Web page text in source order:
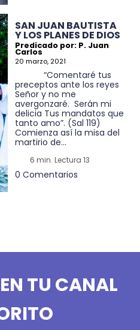
SAN JUAN BAUTISTA
Y LOS PLANES DE DIOS
Predicado por: P. Juan
Carlos
20 marzo, 2021
“Comentaré tus
preceptos ante los reyes
Señor y no me
avergonzaré. Serán mi
delicia Tus mandatos que
tanto amo”. (Sal 119)
Comienza así la misa del
martirio de...
6 min. Lectura 13
0 Comentarios
TU CANAL